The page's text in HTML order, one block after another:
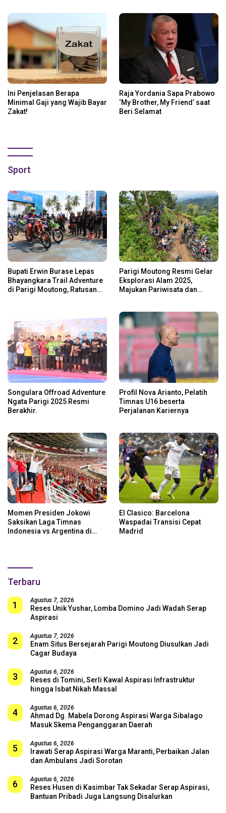
Ini Penjelasan Berapa
Minimal Gaji yang Wajib Bayar
Zakat!
Raja Yordania Sapa Prabowo
‘My Brother, My Friend’ saat
Beri Selamat
Sport
Bupati Erwin Burase Lepas
Bhayangkara Trail Adventure
di Parigi Moutong, Ratusan
Parigi Moutong Resmi Gelar
Eksplorasi Alam 2025,
Majukan Pariwisata dan
Songulara Offroad Adventure
Ngata Parigi 2025 Resmi
Berakhir.
Profil Nova Arianto, Pelatih
Timnas U16 beserta
Perjalanan Kariernya
Momen Presiden Jokowi
Saksikan Laga Timnas
Indonesia vs Argentina di
El Clasico: Barcelona
Waspadai Transisi Cepat
Madrid
Terbaru
1 Agustus 7, 2026
Reses Unik Yushar, Lomba Domino Jadi Wadah Serap
Aspirasi
2 Agustus 7, 2026
Enam Situs Bersejarah Parigi Moutong Diusulkan Jadi
Cagar Budaya
3 Agustus 6, 2026
Reses di Tomini, Serli Kawal Aspirasi Infrastruktur
hingga Isbat Nikah Massal
4 Agustus 6, 2026
Ahmad Dg. Mabela Dorong Aspirasi Warga Sibalago
Masuk Skema Penganggaran Daerah
5 Agustus 6, 2026
Irawati Serap Aspirasi Warga Maranti, Perbaikan Jalan
dan Ambulans Jadi Sorotan
6 Agustus 6, 2026
Reses Husen di Kasimbar Tak Sekadar Serap Aspirasi,
Bantuan Pribadi Juga Langsung Disalurkan